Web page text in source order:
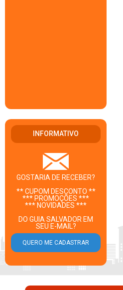
INFORMATIVO
GOSTARIA DE RECEBER?
** CUPOM DESCONTO **
*** PROMOÇÕES ***
*** NOVIDADES ***
DO GUIA SALVADOR EM
SEU E-MAIL?